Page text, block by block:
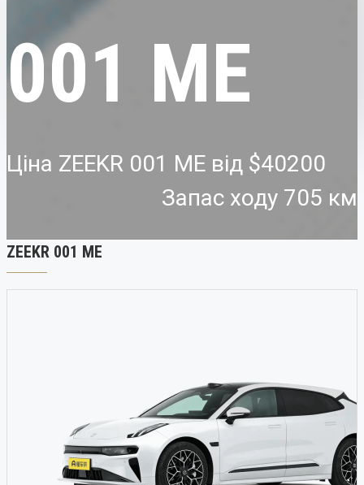
Авто з пробігом
Аксесуари
001 ME
Ціна ZEEKR 001 ME від $40200
Запас ходу 705 км
ZEEKR 001 ME